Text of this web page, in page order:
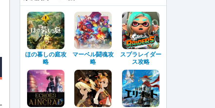
ほの暮しの庭攻
略
マーベル闘魂攻
略
スプラレイダー
ス攻略